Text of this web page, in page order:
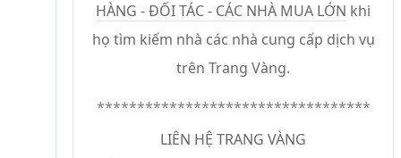
HÀNG - ĐỐI TÁC - CÁC NHÀ MUA LỚN khi
họ tìm kiếm nhà các nhà cung cấp dịch vụ
trên Trang Vàng.
**********************************
LIÊN HỆ TRANG VÀNG